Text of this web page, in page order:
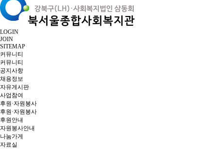
LOGIN
JOIN
SITEMAP
커뮤니티
커뮤니티
공지사항
채용정보
자유게시판
사업참여
후원·자원봉사
후원·자원봉사
후원안내
자원봉사안내
나눔가게
자료실